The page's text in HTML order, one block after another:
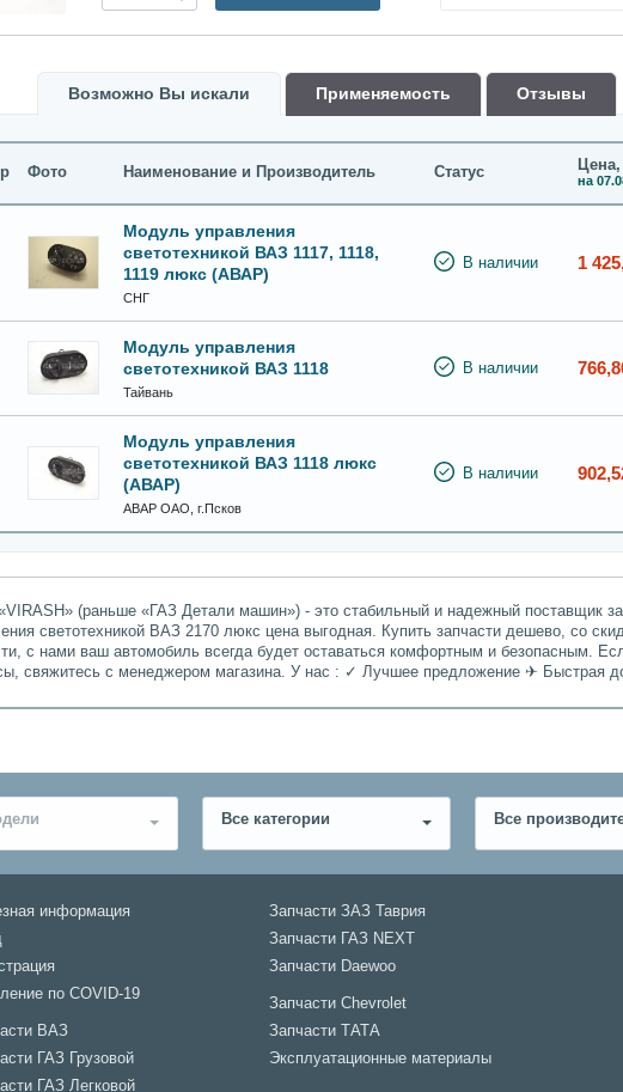
Возможно Вы искали Применяемость Oтзывы
Фото Наименование и Производитель Статус Цена,
на
Модуль управления
светотехникой ВАЗ 1117, 1118,
1119 люкс (АВАР)
СНГ
В наличии 1
Модуль управления
светотехникой ВАЗ 1118
Тайвань
В наличии
Модуль управления
светотехникой ВАЗ 1118 люкс
(АВАР)
АВАР ОАО, г.Псков
В наличии
(раньше «ГАЗ Детали машин») - это стабильный и надежный поставщик
светотехникой ВАЗ 2170 люкс цена выгодная. Купить запчасти дешево, со
с нами ваш автомобиль всегда будет оставаться комфортным и безопасным.
свяжитесь с менеджером магазина. У нас : ✓ Лучшее предложение ✈ Быстрая
Все категории Все
информация
по COVID-19
ВАЗ
ГАЗ Грузовой
ГАЗ Легковой
Запчасти ЗАЗ Таврия
Запчасти ГАЗ NEXT
Запчасти Daewoo
Запчасти Chevrolet
Запчасти ТАТА
Эксплуатационные материалы